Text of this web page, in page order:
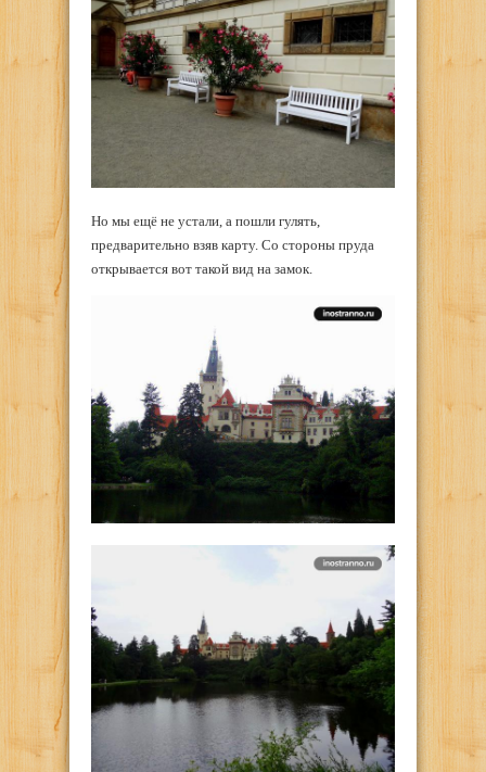
Но мы ещё не устали, а пошли гулять,
предварительно взяв карту. Со стороны пруда
открывается вот такой вид на замок.